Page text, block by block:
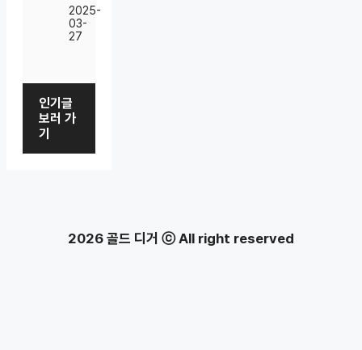
2025-
03-
27
인기글
보러 가
기
2026 골드 디거 ⓒ All right reserved